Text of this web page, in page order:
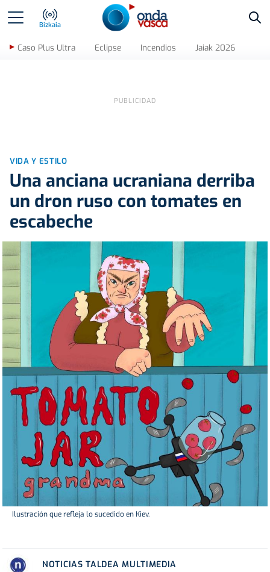
Bizkaia
Caso Plus Ultra Eclipse Incendios Jaiak 2026
VIDA Y ESTILO
Una anciana ucraniana derriba
un dron ruso con tomates en
escabeche
Ilustración que refleja lo sucedido en Kiev.
NOTICIAS TALDEA MULTIMEDIA